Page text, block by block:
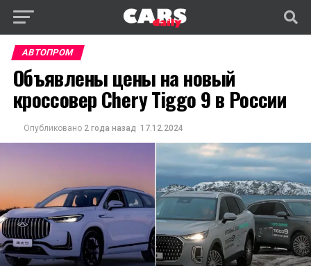
АВТОПРОМ
Объявлены цены на новый
кроссовер Chery Tiggo 9 в России
Опубликовано 2 года назад 17.12.2024